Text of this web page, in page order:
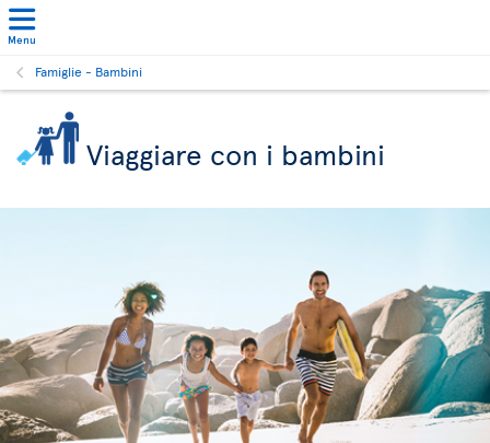
Menu
Famiglie - Bambini
Viaggiare con i bambini